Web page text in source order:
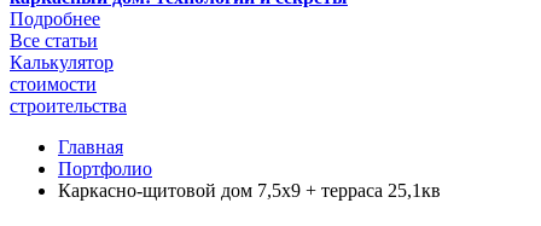
Подробнее
Все статьи
Калькулятор
стоимости
строительства
Главная
Портфолио
Каркасно-щитовой дом 7,5х9 + терраса 25,1кв